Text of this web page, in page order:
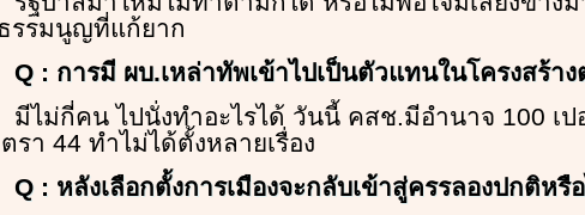
รรมนูญที่แก้ยาก
Q : การมี ผบ.เหล่าทัพเข้าไปเป็นตัวแทนในโครงสร้าง
มีไม่กี่คน ไปนั่งทำอะไรได้ วันนี้ คสช.มีอำนาจ 100 เ
รา 44 ทำไม่ได้ตั้งหลายเรื่อง
Q : หลังเลือกตั้งการเมืองจะกลับเข้าสู่ครรลองปกติหรื